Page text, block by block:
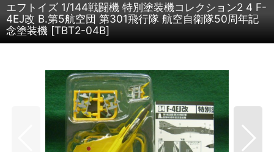
エフトイズ 1/144戦闘機 特別塗装機コレクション2 4 F-
4EJ改 B.第5航空団 第301飛行隊 航空自衛隊50周年記
念塗装機 [TBT2-04B]